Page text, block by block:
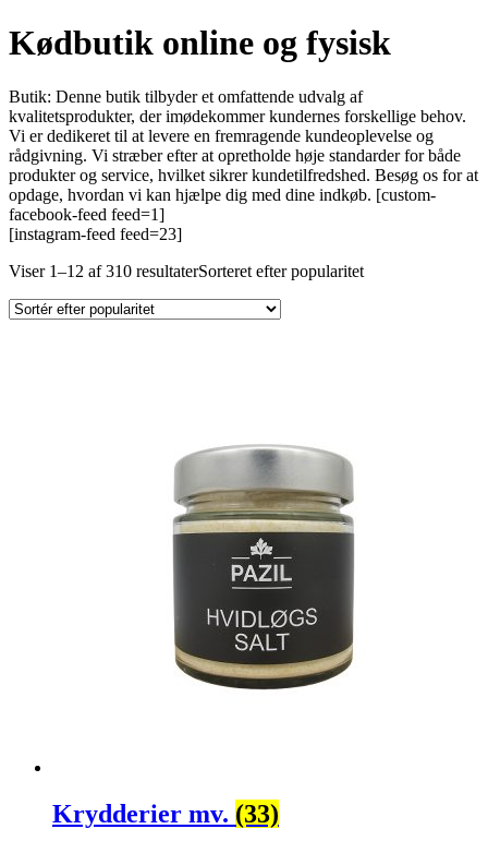
Kødbutik online og fysisk
Butik: Denne butik tilbyder et omfattende udvalg af
kvalitetsprodukter, der imødekommer kundernes forskellige behov.
Vi er dedikeret til at levere en fremragende kundeoplevelse og
rådgivning. Vi stræber efter at opretholde høje standarder for både
produkter og service, hvilket sikrer kundetilfredshed. Besøg os for at
opdage, hvordan vi kan hjælpe dig med dine indkøb. [custom-
facebook-feed feed=1]
[instagram-feed feed=23]
Viser 1–12 af 310 resultaterSorteret efter popularitet
Krydderier mv. (33)